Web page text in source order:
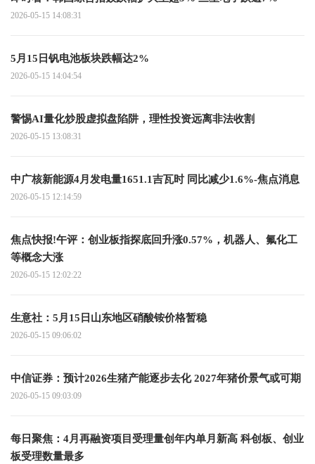
2026-05-15 14:08:31
5月15日钒电池板块跌幅达2%
2026-05-15 14:04:54
警惕AI量化炒股虚拟盘陷阱，理性投资远离非法收割
2026-05-15 13:08:31
中广核新能源4月发电量1651.1吉瓦时 同比减少1.6%-焦点消息
2026-05-15 12:14:59
焦点快报!午评：创业板指探底回升涨0.57%，机器人、氟化工
等概念大涨
2026-05-15 12:02:22
生意社：5月15日山东地区硝酸铵价格暂稳
2026-05-15 09:06:02
中信证券：预计2026生猪产能逐步去化 2027年猪价景气或可期
2026-05-15 09:03:09
每日聚焦：4月再融资项目受理量创年内单月新高 科创板、创业
板受理数量最多